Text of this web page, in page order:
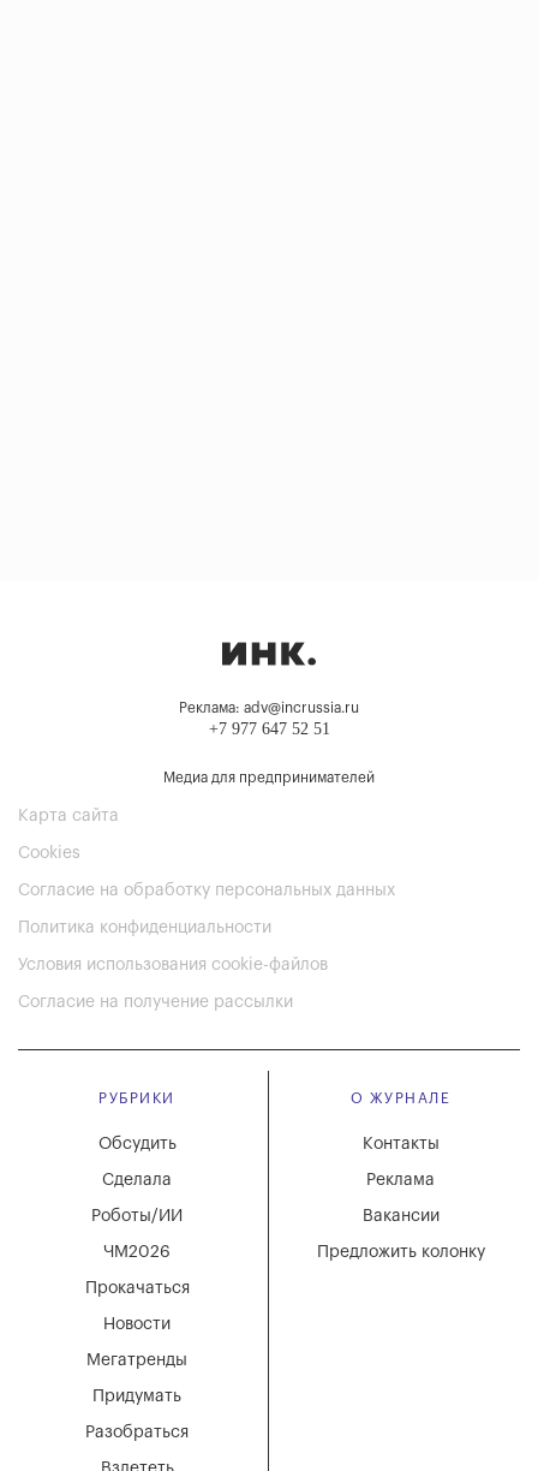
Реклама: adv@incrussia.ru
+7 977 647 52 51
Медиа для предпринимателей
Карта сайта
Cookies
Согласие на обработку персональных данных
Политика конфиденциальности
Условия использования cookie-файлов
Согласие на получение рассылки
РУБРИКИ
Мегатренды
Придумать
Разобраться
Новости
Обсудить
Сделала
Роботы/ИИ
ЧМ2026
Прокачаться
О ЖУРНАЛЕ
Вакансии
Реклама
Контакты
Предложить колонку